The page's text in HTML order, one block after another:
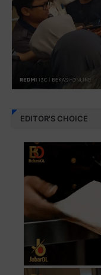
EDITOR'S CHOICE